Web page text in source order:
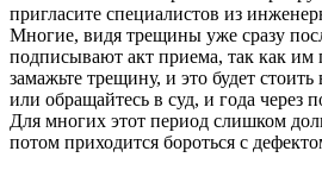
пригласите специалистов из
Многие, видя трещины уже сразу
подписывают акт приема, так как им
замажьте трещину, и это будет
или обращайтесь в суд, и года через
Для многих этот период слишком
потом приходится бороться с